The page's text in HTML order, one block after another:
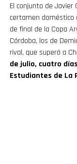
El conjunto de Javier
certamen doméstico
de final de la Copa
Córdoba, los de
rival, que superó a
de julio, cuatro
Estudiantes de La